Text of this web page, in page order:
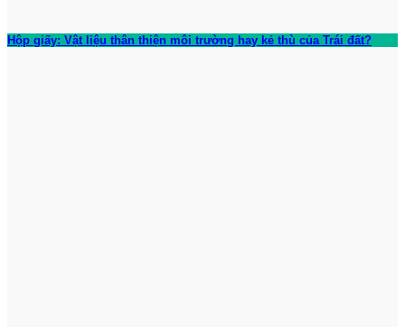
Hộp giấy: Vật liệu thân thiện môi trường hay kẻ thù của Trái đất?